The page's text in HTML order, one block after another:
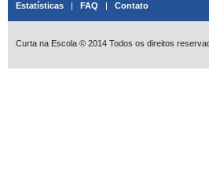
Estatísticas | FAQ | Contato
Curta na Escola © 2014 Todos os direitos